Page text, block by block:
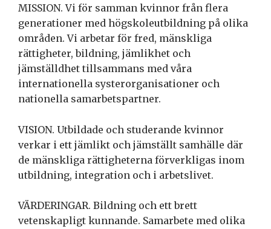
MISSION. Vi för samman kvinnor från flera
generationer med högskoleutbildning på olika
områden. Vi arbetar för fred, mänskliga
rättigheter, bildning, jämlikhet och
jämställdhet tillsammans med våra
internationella systerorganisationer och
nationella samarbetspartner.
VISION. Utbildade och studerande kvinnor
verkar i ett jämlikt och jämställt samhälle där
de mänskliga rättigheterna förverkligas inom
utbildning, integration och i arbetslivet.
VÄRDERINGAR. Bildning och ett brett
vetenskapligt kunnande. Samarbete med olika